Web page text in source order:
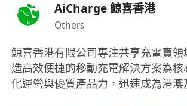
AiCharge 鯨喜香港
Others
鯨喜香港有限公司專注共享充電寶
造高效便捷的移動充電解決方案為核
化運營與優質產品力，迅速成為港澳